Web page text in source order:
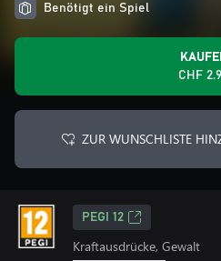
Benötigt ein Spiel
CHF
ZUR WUNSCHLISTE
PEGI 12
Kraftausdrücke, Gewalt